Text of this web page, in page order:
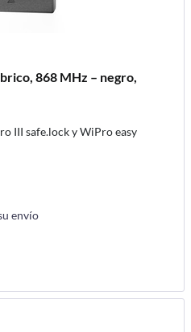
868 MHz – negro,
III safe.lock y WiPro easy
envío